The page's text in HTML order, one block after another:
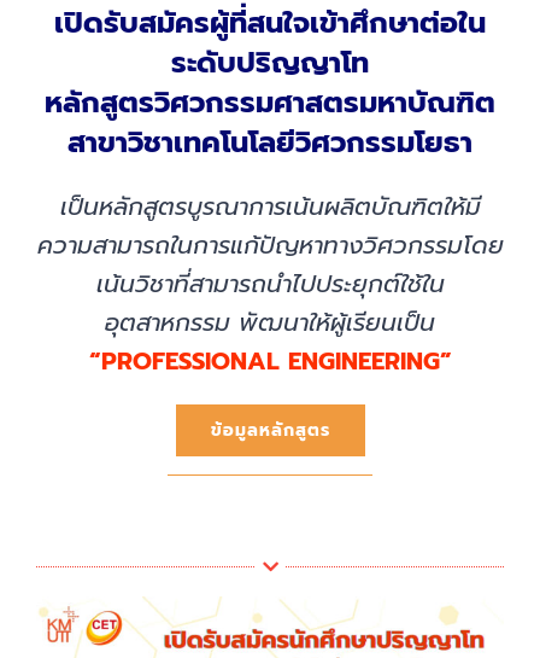
เปิดรับสมัครผู้ที่สนใจเข้าศึกษาต่อใน
ระดับปริญญาโท
หลักสูตรวิศวกรรมศาสตรมหาบัณฑิต
สาขาวิชาเทคโนโลยีวิศวกรรมโยธา
เป็นหลักสูตรบูรณาการเน้นผลิตบัณฑิตให้มี
ความสามารถในการแก้ปัญหาทางวิศวกรรมโดย
เน้นวิชาที่สามารถนำไปประยุกต์ใช้ใน
อุตสาหกรรม พัฒนาให้ผู้เรียนเป็น
“PROFESSIONAL ENGINEERING”
ข้อมูลหลักสูตร